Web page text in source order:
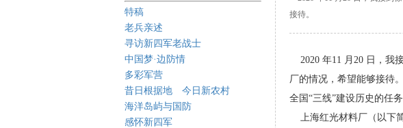
特稿
老兵亲述
寻访新四军老战士
中国梦·边防情
多彩军营
昔日根据地 今日新农村
海洋岛屿与国防
感怀新四军
接待。
2020 年11 月20 日，我
厂的情况，希望能够接待
全国“三线”建设历史的任
上海红光材料厂（以下